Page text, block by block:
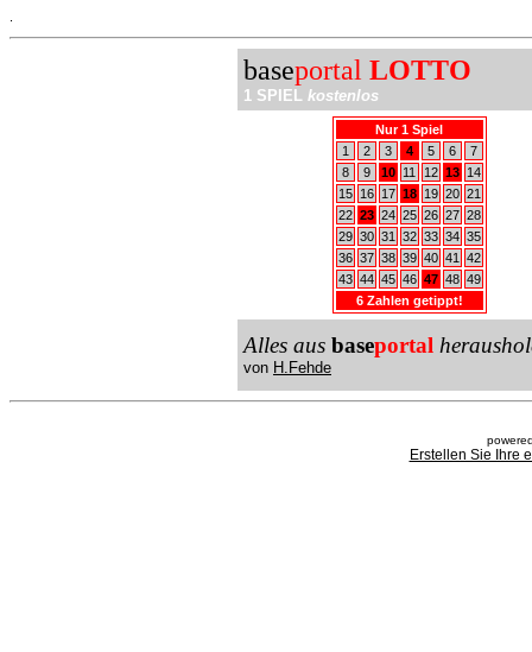
baseportal LOTTO
1 SPIEL kostenlos
Nur 1 Spiel
1
2 3 4 5 6
7
8
9 10 11 12 13
14
15
16 17 18 19 20 21
22 23 24 25 26 27 28
29 30 31 32 33 34 35
36 37 38 39 40 41
42
43 44 45 46 47 48 49
6 Zahlen getippt!
Alles aus baseportal
von H.Fehde
Erstellen Sie Ihre